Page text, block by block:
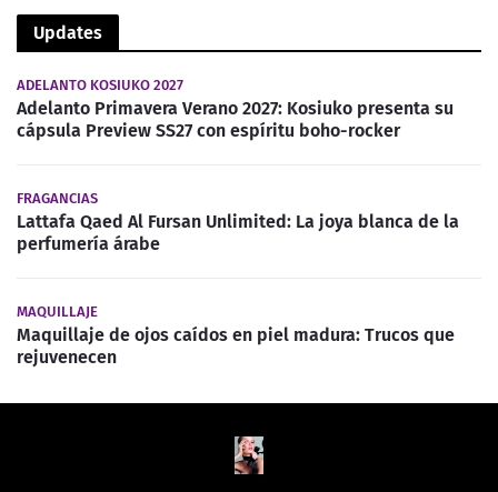
Updates
ADELANTO KOSIUKO 2027
Adelanto Primavera Verano 2027: Kosiuko presenta su
cápsula Preview SS27 con espíritu boho-rocker
FRAGANCIAS
Lattafa Qaed Al Fursan Unlimited: La joya blanca de la
perfumería árabe
MAQUILLAJE
Maquillaje de ojos caídos en piel madura: Trucos que
rejuvenecen